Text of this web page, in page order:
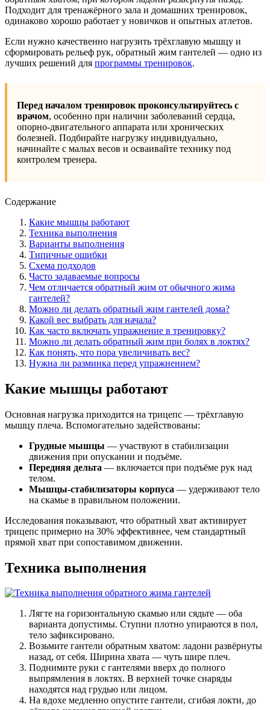
Подходит для тренажёрного зала и домашних тренировок,
одинаково хорошо работает у новичков и опытных атлетов.
Если нужно качественно нагрузить трёхглавую мышцу и
сформировать рельеф рук, обратный жим гантелей — одно из
лучших решений для программы тренировок.
Перед началом тренировок проконсультируйтесь с
врачом, особенно при наличии заболеваний сердца,
опорно-двигательного аппарата или хронических
болезней. Подбирайте нагрузку индивидуально,
начинайте с малых весов и осваивайте технику под
контролем тренера.
Содержание
Какие мышцы работают
Техника выполнения
Варианты выполнения
Типичные ошибки
Схема подходов
Часто задаваемые вопросы
Чем отличается обратный жим от обычного жима
гантелей?
Можно ли делать обратный жим гантелей дома?
Какой вес выбрать для начала?
Как часто включать упражнение в тренировку?
Можно ли делать обратный жим при болях в локтях?
Как понять, что пора увеличивать вес?
Нужна ли разминка перед упражнением?
Какие мышцы работают
Основная нагрузка приходится на трицепс — трёхглавую
мышцу плеча. Вспомогательно задействованы:
Грудные мышцы — участвуют в стабилизации
движения при опускании и подъёме.
Передняя дельта — включается при подъёме рук над
телом.
Мышцы-стабилизаторы корпуса — удерживают тело
на скамье в правильном положении.
Исследования показывают, что обратный хват активирует
трицепс примерно на 30% эффективнее, чем стандартный
прямой хват при сопоставимом движении.
Техника выполнения
Лягте на горизонтальную скамью или сядьте — оба
варианта допустимы. Ступни плотно упираются в пол,
тело зафиксировано.
Возьмите гантели обратным хватом: ладони развёрнуты
назад, от себя. Ширина хвата — чуть шире плеч.
Поднимите руки с гантелями вверх до полного
выпрямления в локтях. В верхней точке снаряды
находятся над грудью или лицом.
На вдохе медленно опустите гантели, сгибая локти, до